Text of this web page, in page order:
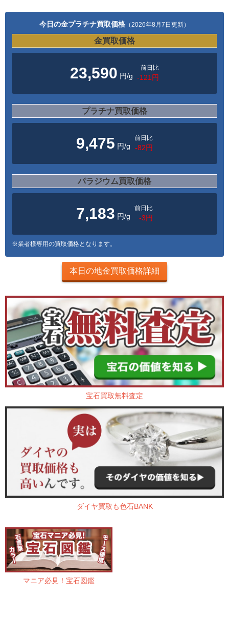
今日の金プラチナ買取価格 （2026年8月7日更新）
金買取価格
23,590 円/g
前日比
-121円
プラチナ買取価格
9,475 円/g
前日比
-82円
パラジウム買取価格
7,183 円/g
前日比
-3円
※業者様専用の買取価格となります。
本日の地金買取価格詳細
宝石買取無料査定
ダイヤ買取も色石BANK
マニア必見！宝石図鑑